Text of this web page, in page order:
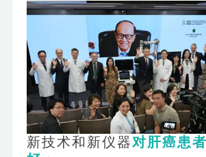
新技术和新仪器对肝癌患